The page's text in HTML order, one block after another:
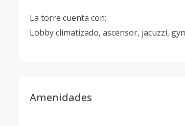
La torre cuenta con:
Lobby climatizado, ascensor, jacuzzi,
Amenidades